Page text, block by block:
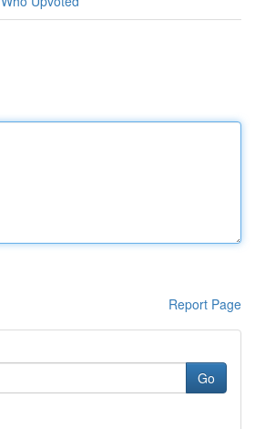
Report Page
Go